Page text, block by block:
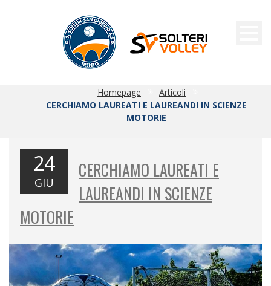
Homepage
Articoli
CERCHIAMO LAUREATI E LAUREANDI IN SCIENZE
MOTORIE
24
GIU
CERCHIAMO LAUREATI E
LAUREANDI IN SCIENZE
MOTORIE